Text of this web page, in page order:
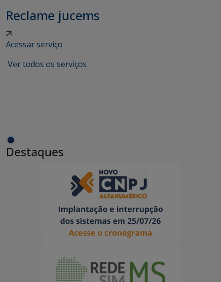
Reclame jucems
Acessar serviço
Ver todos os serviços
Destaques